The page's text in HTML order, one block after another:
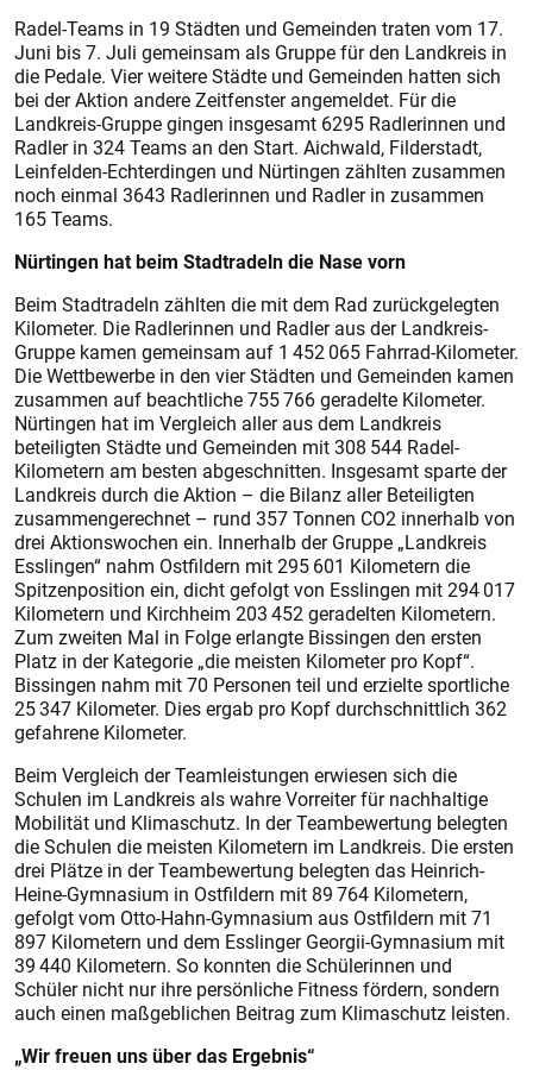
Radel-Teams in 19 Städten und Gemeinden traten vom 17.
Juni bis 7. Juli gemeinsam als Gruppe für den Landkreis in
die Pedale. Vier weitere Städte und Gemeinden hatten sich
bei der Aktion andere Zeitfenster angemeldet. Für die
Landkreis-Gruppe gingen insgesamt 6295 Radlerinnen und
Radler in 324 Teams an den Start. Aichwald, Filderstadt,
Leinfelden-Echterdingen und Nürtingen zählten zusammen
noch einmal 3643 Radlerinnen und Radler in zusammen
165 Teams.
Nürtingen hat beim Stadtradeln die Nase vorn
Beim Stadtradeln zählten die mit dem Rad zurückgelegten
Kilometer. Die Radlerinnen und Radler aus der Landkreis-
Gruppe kamen gemeinsam auf 1 452 065 Fahrrad-Kilometer.
Die Wettbewerbe in den vier Städten und Gemeinden kamen
zusammen auf beachtliche 755 766 geradelte Kilometer.
Nürtingen hat im Vergleich aller aus dem Landkreis
beteiligten Städte und Gemeinden mit 308 544 Radel-
Kilometern am besten abgeschnitten. Insgesamt sparte der
Landkreis durch die Aktion – die Bilanz aller Beteiligten
zusammengerechnet – rund 357 Tonnen CO2 innerhalb von
drei Aktionswochen ein. Innerhalb der Gruppe „Landkreis
Esslingen“ nahm Ostfildern mit 295 601 Kilometern die
Spitzenposition ein, dicht gefolgt von Esslingen mit 294 017
Kilometern und Kirchheim 203 452 geradelten Kilometern.
Zum zweiten Mal in Folge erlangte Bissingen den ersten
Platz in der Kategorie „die meisten Kilometer pro Kopf“.
Bissingen nahm mit 70 Personen teil und erzielte sportliche
25 347 Kilometer. Dies ergab pro Kopf durchschnittlich 362
gefahrene Kilometer.
Beim Vergleich der Teamleistungen erwiesen sich die
Schulen im Landkreis als wahre Vorreiter für nachhaltige
Mobilität und Klimaschutz. In der Teambewertung belegten
die Schulen die meisten Kilometern im Landkreis. Die ersten
drei Plätze in der Teambewertung belegten das Heinrich-
Heine-Gymnasium in Ostfildern mit 89 764 Kilometern,
gefolgt vom Otto-Hahn-Gymnasium aus Ostfildern mit 71
897 Kilometern und dem Esslinger Georgii-Gymnasium mit
39 440 Kilometern. So konnten die Schülerinnen und
Schüler nicht nur ihre persönliche Fitness fördern, sondern
auch einen maßgeblichen Beitrag zum Klimaschutz leisten.
„Wir freuen uns über das Ergebnis“